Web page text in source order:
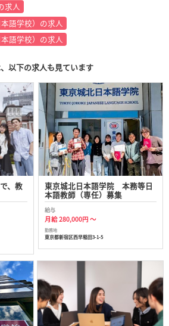
求人
語学校）の求人
語学校）の求人
以下の求人も見ています
、教 東京城北日本語学院 本務等日
本語教師（専任）募集
給与
月給 280,000円 ～
勤務地
東京都新宿区西早稲田3-1-5